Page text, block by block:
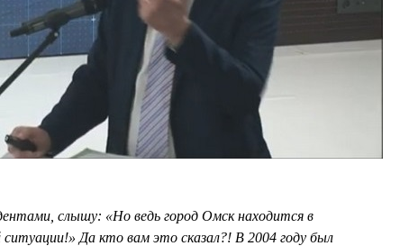
слышу: «Но ведь город Омск находится в
ситуации!» Да кто вам это сказал?! В 2004 году был